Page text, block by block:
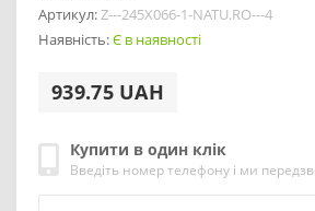
Артикул:Z---245X066-1-NATU.RO---4
Наявність:Є в наявності
939.75 UAH
Купити в один клік
Введіть номер телефону і ми